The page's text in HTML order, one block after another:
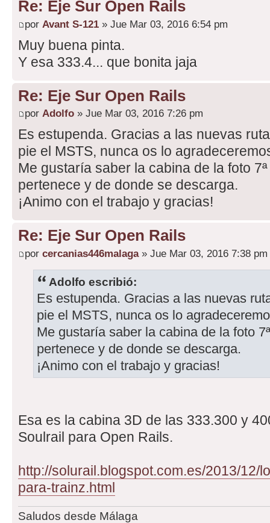
Re: Eje Sur Open Rails
por Avant S-121 » Jue Mar 03, 2016 6:54 pm
Muy buena pinta.
Y esa 333.4... que bonita jaja
Re: Eje Sur Open Rails
por Adolfo » Jue Mar 03, 2016 7:26 pm
Es estupenda. Gracias a las nuevas
pie el MSTS, nunca os lo
Me gustaría saber la cabina de la foto
pertenece y de donde se descarga.
¡Animo con el trabajo y gracias!
Re: Eje Sur Open Rails
por cercanias446malaga» Jue Mar 03, 2016 7:38 pm
Adolfo escribió:
Es estupenda. Gracias a las nuevas
pie el MSTS, nunca os lo
Me gustaría saber la cabina de la foto
pertenece y de donde se descarga.
¡Animo con el trabajo y gracias!
Esa es la cabina 3D de las 333.300 y
Soulrail para Open Rails.
http://solurail.blogspot.com.es/2013/12/
para-trainz.html
Saludos desde Málaga